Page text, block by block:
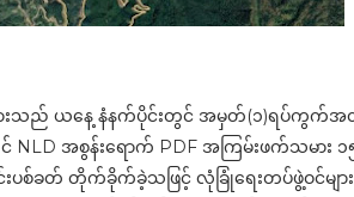
ားသည် ယနေ့ နံနက်ပိုင်းတွင် အမှတ်(၁)ရပ်ကွက်အ
NLD အစွန်းရောက် PDF အကြမ်းဖက်သမား ၁
င်းပစ်ခတ် တိုက်ခိုက်ခဲ့သဖြင့် လုံခြုံရေးတပ်ဖွဲ့ဝင်မျ